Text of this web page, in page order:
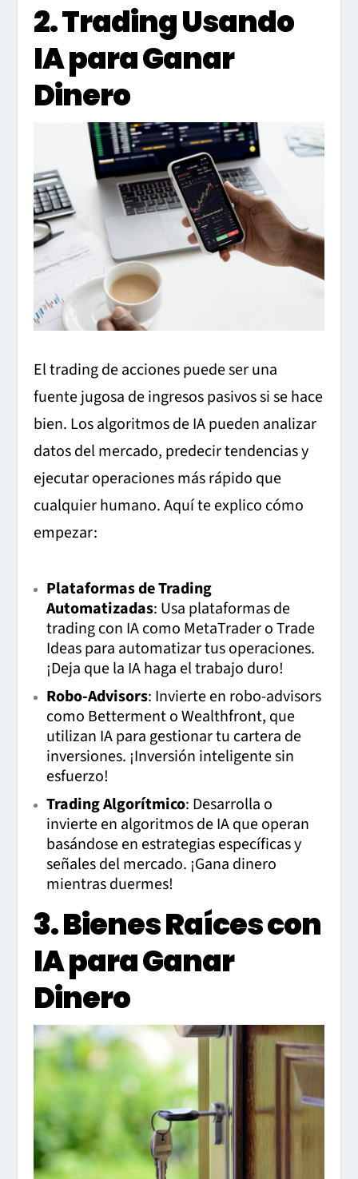
2. Trading Usando
IA para Ganar
Dinero
El trading de acciones puede ser una
fuente jugosa de ingresos pasivos si se hace
bien. Los algoritmos de IA pueden analizar
datos del mercado, predecir tendencias y
ejecutar operaciones más rápido que
cualquier humano. Aquí te explico cómo
empezar:
Plataformas de Trading
Automatizadas: Usa plataformas de
trading con IA como MetaTrader o Trade
Ideas para automatizar tus operaciones.
¡Deja que la IA haga el trabajo duro!
Robo-Advisors: Invierte en robo-advisors
como Betterment o Wealthfront, que
utilizan IA para gestionar tu cartera de
inversiones. ¡Inversión inteligente sin
esfuerzo!
Trading Algorítmico: Desarrolla o
invierte en algoritmos de IA que operan
basándose en estrategias específicas y
señales del mercado. ¡Gana dinero
mientras duermes!
3. Bienes Raíces con
IA para Ganar
Dinero